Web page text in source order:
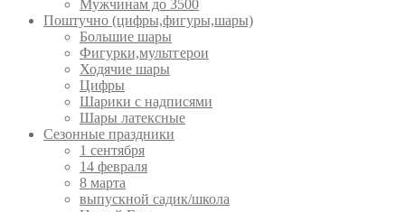
Мужчинам до 3500
Поштучно (цифры,фигуры,шары)
Большие шары
Фигурки,мультгерои
Ходячие шары
Цифры
Шарики с надписями
Шары латексные
Сезонные праздники
1 сентября
14 февраля
8 марта
выпускной садик/школа